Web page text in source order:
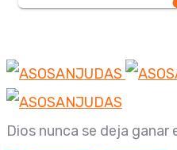
Dios nunca se deja ganar